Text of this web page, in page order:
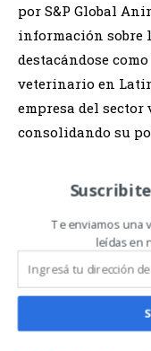
por S&P Global
información
destacándose
veterinario en
empresa del sector
consolidando su
Relacionado
Te enviamos una
leídas en